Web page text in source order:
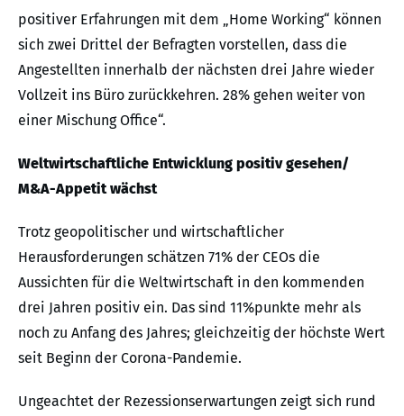
positiver Erfahrungen mit dem „Home Working“ können
sich zwei Drittel der Befragten vorstellen, dass die
Angestellten innerhalb der nächsten drei Jahre wieder
Vollzeit ins Büro zurückkehren. 28% gehen weiter von
einer Mischung Office“.
Weltwirtschaftliche Entwicklung positiv gesehen/
M&A-Appetit wächst
Trotz geopolitischer und wirtschaftlicher
Herausforderungen schätzen 71% der CEOs die
Aussichten für die Weltwirtschaft in den kommenden
drei Jahren positiv ein. Das sind 11%punkte mehr als
noch zu Anfang des Jahres; gleichzeitig der höchste Wert
seit Beginn der Corona-Pandemie.
Ungeachtet der Rezessionserwartungen zeigt sich rund